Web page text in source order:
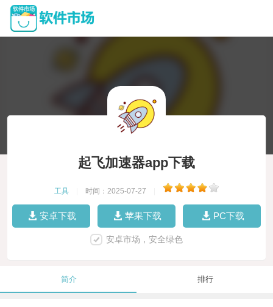
起飞加速器app下载
工具 时间：2025-07-27
安卓下载 苹果下载 PC下载
安卓市场，安全绿色
简介 排行